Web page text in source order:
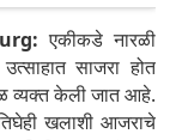
एकीकडे नारळी
साजरा होत
व्यक्त केली जात आहे.
खलाशी आजराचे